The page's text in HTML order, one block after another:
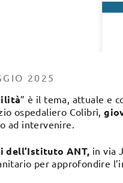
2025
” è il tema, attuale e
ospedaliero Colibrì,
ad intervenire.
dell’Istituto ANT, in via
per approfondire